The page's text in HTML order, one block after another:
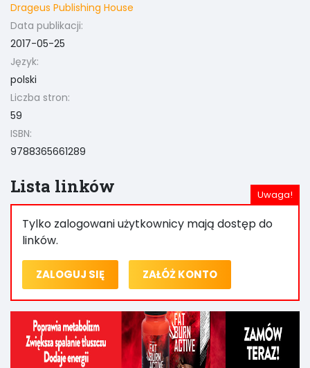
Drageus Publishing House
Data publikacji:
2017-05-25
Język:
polski
Liczba stron:
59
ISBN:
9788365661289
Lista linków
Tylko zalogowani użytkownicy mają dostęp do
linków.
ZALOGUJ SIĘ ZAŁÓŻ KONTO